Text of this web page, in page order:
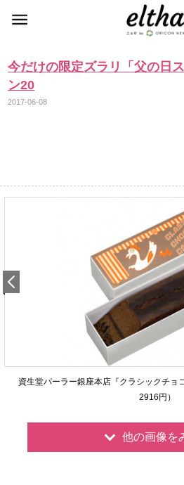
今だけの限定ズラリ「父の日
ン20
2017-06-08
資生堂パーラー銀座本店『クラシックチョ
2916円）
他の画像を